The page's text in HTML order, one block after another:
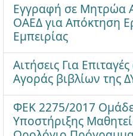
Εγγραφή σε Μητρώα
ΟΑΕΔ για Απόκτηση
Εμπειρίας
Αιτήσεις Για
Αγοράς βιβλίων της
ΦΕΚ 2275/2017
Υποστήριξης